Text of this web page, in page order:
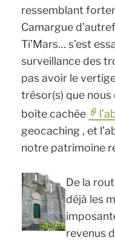
ressemblant
Camargue
Ti’Mars… s’est
surveillance des
pas avoir le
trésor(s) que nous
boîte cachée
geocaching , et
notre patrimoine
De la
déjà les
revenus